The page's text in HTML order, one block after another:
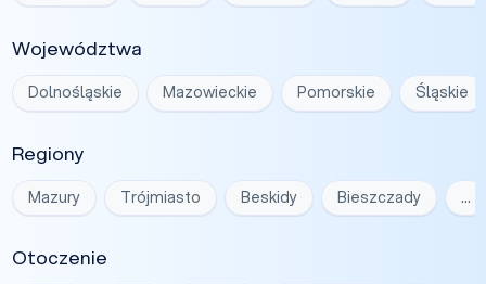
Województwa
Dolnośląskie Mazowieckie Pomorskie Śląskie
Regiony
Mazury Trójmiasto Beskidy Bieszczady …
Otoczenie